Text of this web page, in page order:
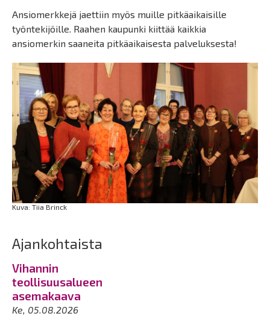
Ansiomerkkejä jaettiin myös muille pitkäaikaisille
työntekijöille. Raahen kaupunki kiittää kaikkia
ansiomerkin saaneita pitkäaikaisesta palveluksesta!
Kuva: Tiia Brinck
Ajankohtaista
Vihannin
teollisuusalueen
asemakaava
Ke, 05.08.2026